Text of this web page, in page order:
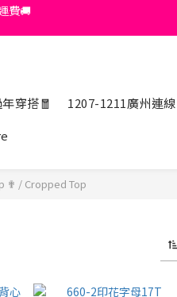
費🚚
費🚚
穿搭🧧 1207-1211廣州連線
✟ / Cropped Top